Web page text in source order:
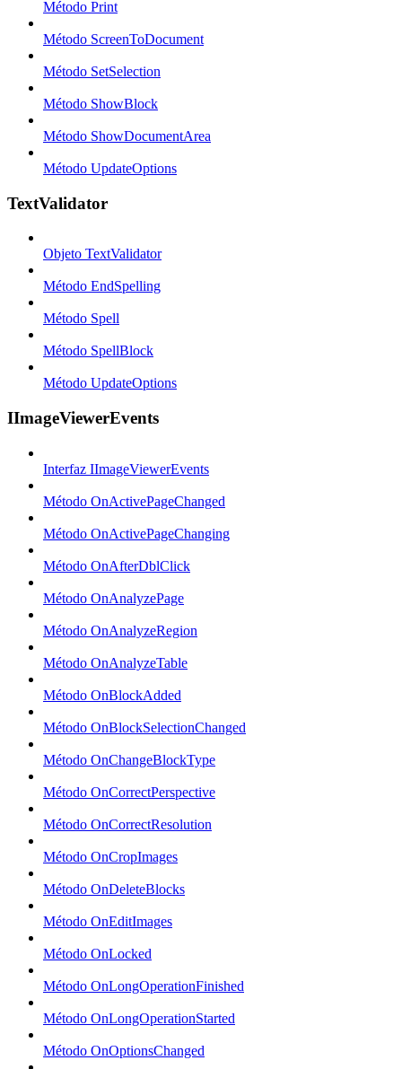
Método Print
Método ScreenToDocument
Método SetSelection
Método ShowBlock
Método ShowDocumentArea
Método UpdateOptions
TextValidator
Objeto TextValidator
Método EndSpelling
Método Spell
Método SpellBlock
Método UpdateOptions
IImageViewerEvents
Interfaz IImageViewerEvents
Método OnActivePageChanged
Método OnActivePageChanging
Método OnAfterDblClick
Método OnAnalyzePage
Método OnAnalyzeRegion
Método OnAnalyzeTable
Método OnBlockAdded
Método OnBlockSelectionChanged
Método OnChangeBlockType
Método OnCorrectPerspective
Método OnCorrectResolution
Método OnCropImages
Método OnDeleteBlocks
Método OnEditImages
Método OnLocked
Método OnLongOperationFinished
Método OnLongOperationStarted
Método OnOptionsChanged